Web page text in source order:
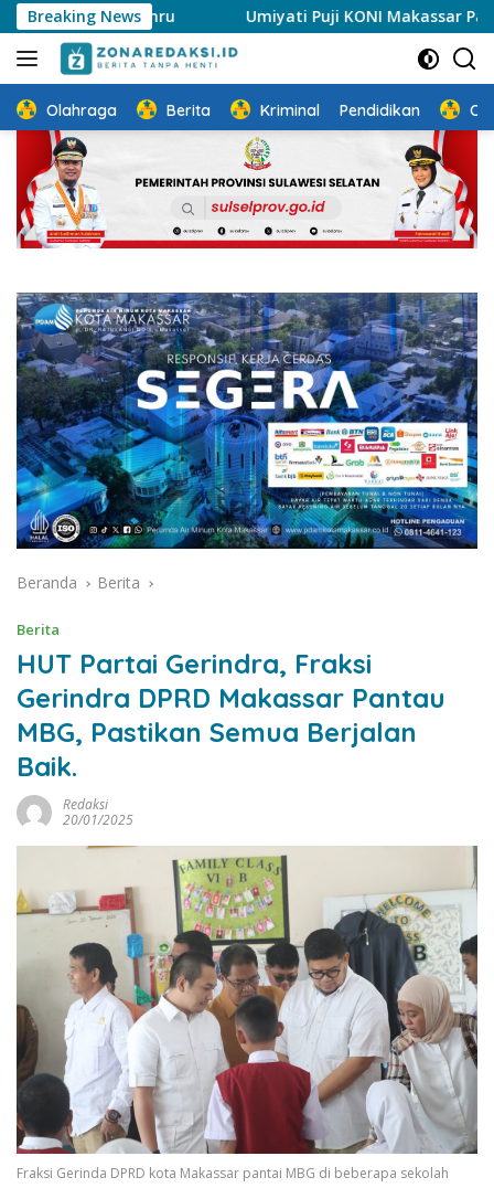
Langsung
ke
konten
Breaking News
Thru Umiyati Puji KONI Makassar Pastikan Atlet
Olahraga Berita Kriminal Pendidikan
Beranda Berita
Berita
HUT Partai Gerindra, Fraksi
Gerindra DPRD Makassar Pantau
MBG, Pastikan Semua Berjalan
Baik.
Redaksi
20/01/2025
Fraksi Gerinda DPRD kota Makassar pantai MBG di beberapa sekolah